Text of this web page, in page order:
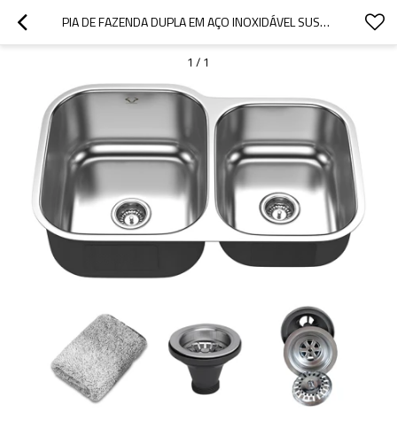
PIA DE FAZENDA DUPLA EM AÇO INOXIDÁVEL SUS304
1 / 1